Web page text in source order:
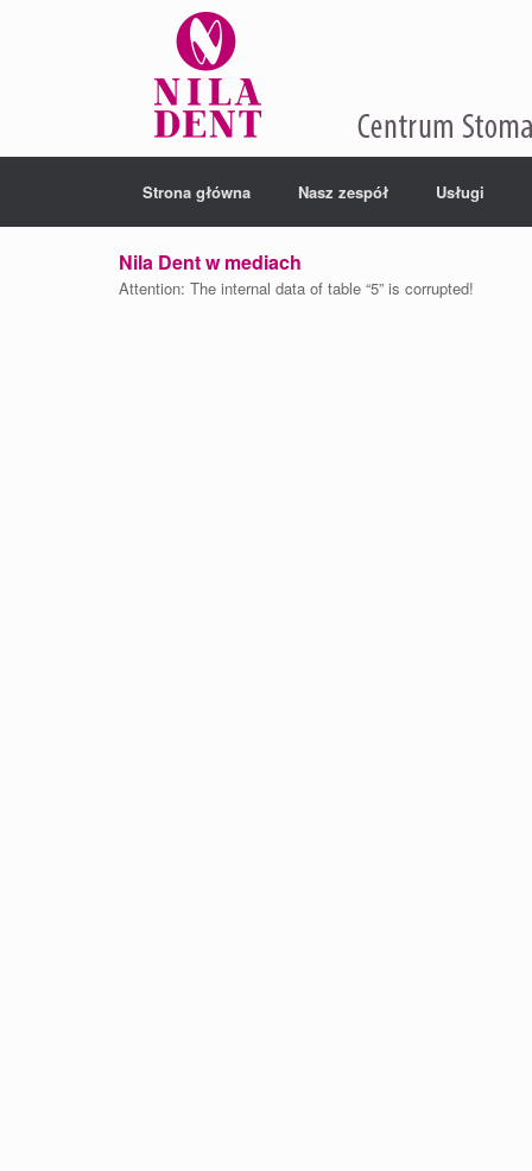
Strona główna Nasz zespół Usługi
Nila Dent w mediach
Attention: The internal data of table “5” is corrupted!